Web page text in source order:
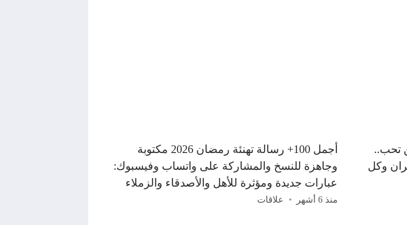
من تحب..
وكل
أجمل 100+ رسالة تهنئة رمضان 2026 مكتوبة
وجاهزة للنسخ والمشاركة على واتساب وفيسبوك:
عبارات جديدة ومؤثرة للأهل والأصدقاء والزملاء
منذ 6 أشهر علاقات